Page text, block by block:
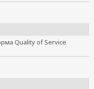
Quality of Service